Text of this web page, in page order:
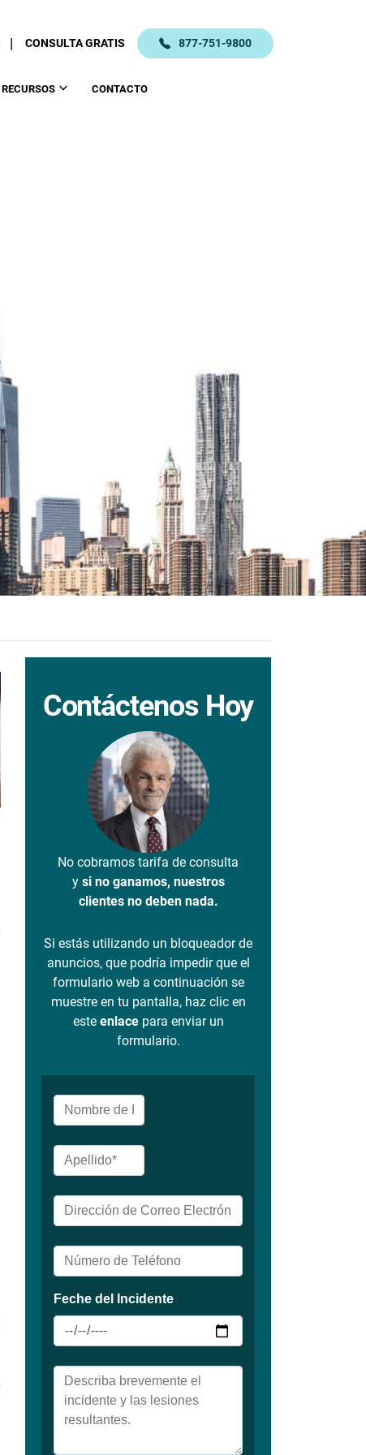
| CONSULTA GRATIS 877-751-9800
RECURSOS CONTACTO
Contáctenos Hoy
No cobramos tarifa de consulta
y si no ganamos, nuestros
clientes no deben nada.
Si estás utilizando un bloqueador de
anuncios, que podría impedir que el
formulario web a continuación se
muestre en tu pantalla, haz clic en
este enlacepara enviar un
formulario.